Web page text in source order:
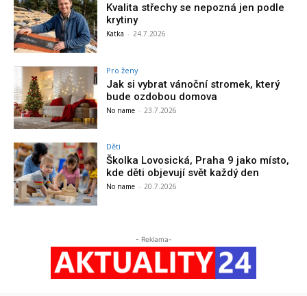
Kvalita střechy se nepozná jen podle
krytiny
Katka - 24.7.2026
Pro ženy
Jak si vybrat vánoční stromek, který
bude ozdobou domova
No name - 23.7.2026
Děti
Školka Lovosická, Praha 9 jako místo,
kde děti objevují svět každý den
No name - 20.7.2026
- Reklama-